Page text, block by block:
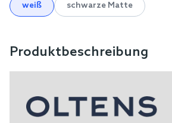
weiß
schwarze Matte
Produktbeschreibung